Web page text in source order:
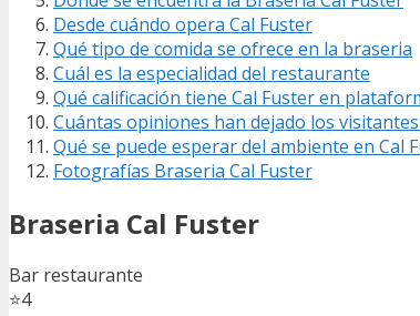
Desde cuándo opera Cal Fuster
Qué tipo de comida se ofrece en la braseria
Cuál es la especialidad del restaurante
Qué calificación tiene Cal Fuster en
Cuántas opiniones han dejado los
Qué se puede esperar del ambiente en Cal
Fotografías Braseria Cal Fuster
Braseria Cal Fuster
Bar restaurante
⭐4